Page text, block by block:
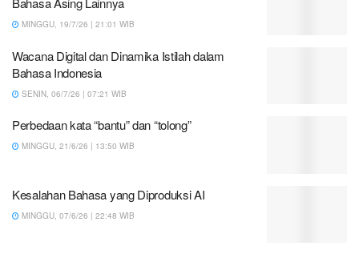
MINGGU, 19/7/26 | 21:01 WIB
Wacana Digital dan Dinamika Istilah dalam
Bahasa Indonesia
SENIN, 06/7/26 | 07:21 WIB
Perbedaan kata “bantu” dan “tolong”
MINGGU, 21/6/26 | 13:50 WIB
Kesalahan Bahasa yang Diproduksi AI
MINGGU, 07/6/26 | 22:48 WIB